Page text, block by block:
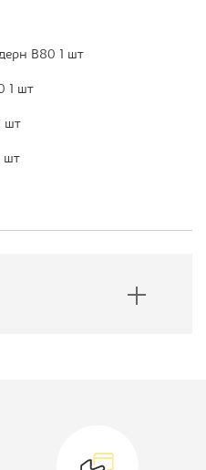
В80 1 шт
1 шт
шт
шт